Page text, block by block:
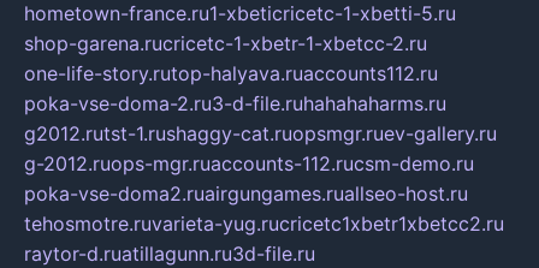
hometown-france.ru1-xbeticricetc-1-xbetti-5.ru
shop-garena.rucricetc-1-xbetr-1-xbetcc-2.ru
one-life-story.rutop-halyava.ruaccounts112.ru
poka-vse-doma-2.ru3-d-file.ruhahahaharms.ru
g2012.rutst-1.rushaggy-cat.ruopsmgr.ruev-gallery.ru
g-2012.ruops-mgr.ruaccounts-112.rucsm-demo.ru
poka-vse-doma2.ruairgungames.ruallseo-host.ru
tehosmotre.ruvarieta-yug.rucricetc1xbetr1xbetcc2.ru
raytor-d.ruatillagunn.ru3d-file.ru